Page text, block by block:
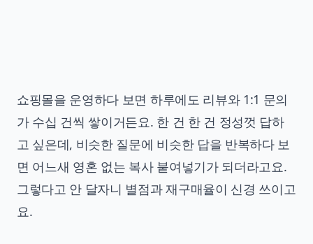
쇼핑몰을 운영하다 보면 하루에도 리뷰와 1:1 문의
가 수십 건씩 쌓이거든요. 한 건 한 건 정성껏 답하
고 싶은데, 비슷한 질문에 비슷한 답을 반복하다 보
면 어느새 영혼 없는 복사 붙여넣기가 되더라고요.
그렇다고 안 달자니 별점과 재구매율이 신경 쓰이고
요.